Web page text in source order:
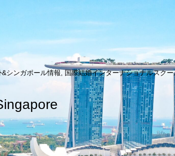
シンガポール情報, 国際結婚インターナショナルスク